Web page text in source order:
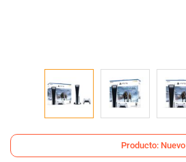
Producto: Nuevo